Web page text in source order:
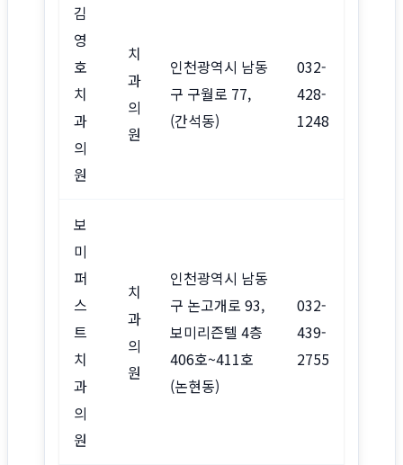
김
영
호
치
과
의
원
치
과
의
원
인천광역시 남동
구 구월로 77,
(간석동)
032-
428-
1248
보
미
퍼
스
트
치
과
의
원
치
과
의
원
인천광역시 남동
구 논고개로 93,
보미리즌텔 4층
406호~411호
(논현동)
032-
439-
2755